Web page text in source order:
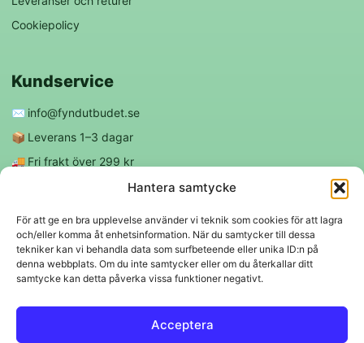
Hantera samtycke
För att ge en bra upplevelse använder vi teknik som cookies för att lagra
och/eller komma åt enhetsinformation. När du samtycker till dessa
tekniker kan vi behandla data som surfbeteende eller unika ID:n på
denna webbplats. Om du inte samtycker eller om du återkallar ditt
samtycke kan detta påverka vissa funktioner negativt.
Acceptera
Cookiepolicy
Kundservice
✉️ info@fyndutbudet.se
📦 Leverans 1–3 dagar
🚚 Fri frakt över 299 kr
Följ oss
f ◎